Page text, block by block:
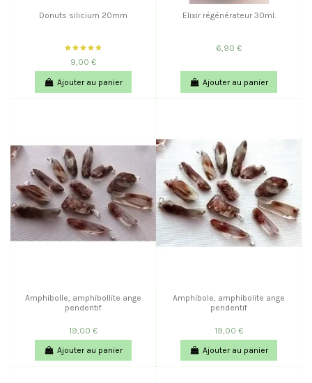
Donuts silicium 20mm
9,00 €
Ajouter au panier
Elixir régénérateur 30ml.
6,90 €
Ajouter au panier
Amphibolle, amphibollite ange
pendentif
19,00 €
Ajouter au panier
Amphibole, amphibolite ange
pendentif
19,00 €
Ajouter au panier